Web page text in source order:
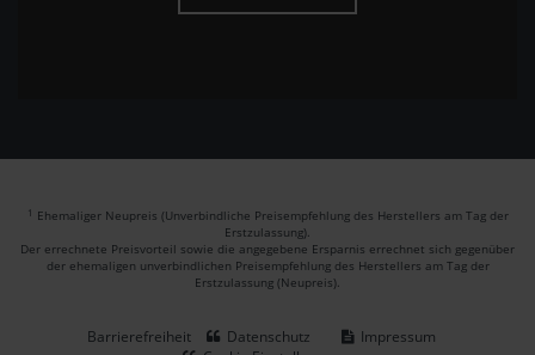
1 Ehemaliger Neupreis (Unverbindliche Preisempfehlung des Herstellers am Tag der
Erstzulassung).
Der errechnete Preisvorteil sowie die angegebene Ersparnis errechnet sich gegenüber
der ehemaligen unverbindlichen Preisempfehlung des Herstellers am Tag der
Erstzulassung (Neupreis).
Barrierefreiheit Datenschutz
Impressum